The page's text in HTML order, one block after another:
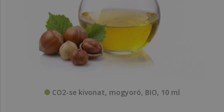
CO2-se kivonat, mogyoró, BIO, 10 ml